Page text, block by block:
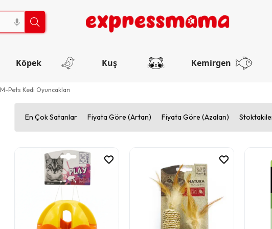
Köpek Kuş Kemirgen
M-Pets Kedi Oyuncakları
En Çok Satanlar Fiyata Göre (Artan) Fiyata Göre (Azalan)